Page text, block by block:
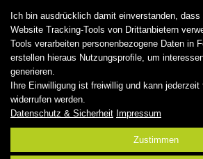
Rechtliches
AGB
Datenschutz & Sicherheit
AV-Vertrag
Impressum
Ich bin ausdrücklich damit einverstanden,
Website Tracking-Tools von Drittanbietern
Tools verarbeiten personenbezogene Daten in
erstellen hieraus Nutzungsprofile, um
generieren.
Ihre Einwilligung ist freiwillig und kann
widerrufen werden.
Datenschutz & Sicherheit Impressum
Zustimmen